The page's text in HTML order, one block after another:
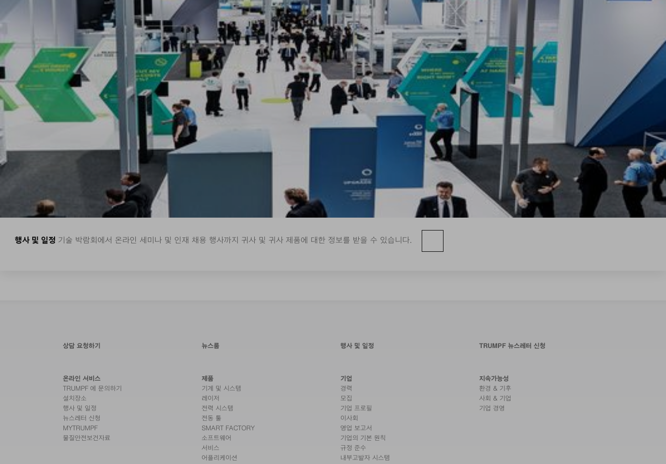
행사 및 일정 기술 박람회에서 온라인 세미나 및 인재 채용 행사까지 귀사 및 귀사 제품에 대한 정보를 받을 수 있습니다.
상담 요청하기 뉴스룸 행사 및 일정 TRUMPF 뉴스레터 신청
온라인 서비스
TRUMPF 에 문의하기
설치장소
행사 및 일정
뉴스레터 신청
MYTRUMPF
물질안전보건자료
제품
기계 및 시스템
레이저
전력 시스템
전동 툴
SMART FACTORY
소프트웨어
서비스
어플리케이션
기업
경력
모집
기업 프로필
이사회
영업 보고서
기업의 기본 원칙
규정 준수
내부고발자 시스템
지속가능성
환경 & 기후
사회 & 기업
기업 경영